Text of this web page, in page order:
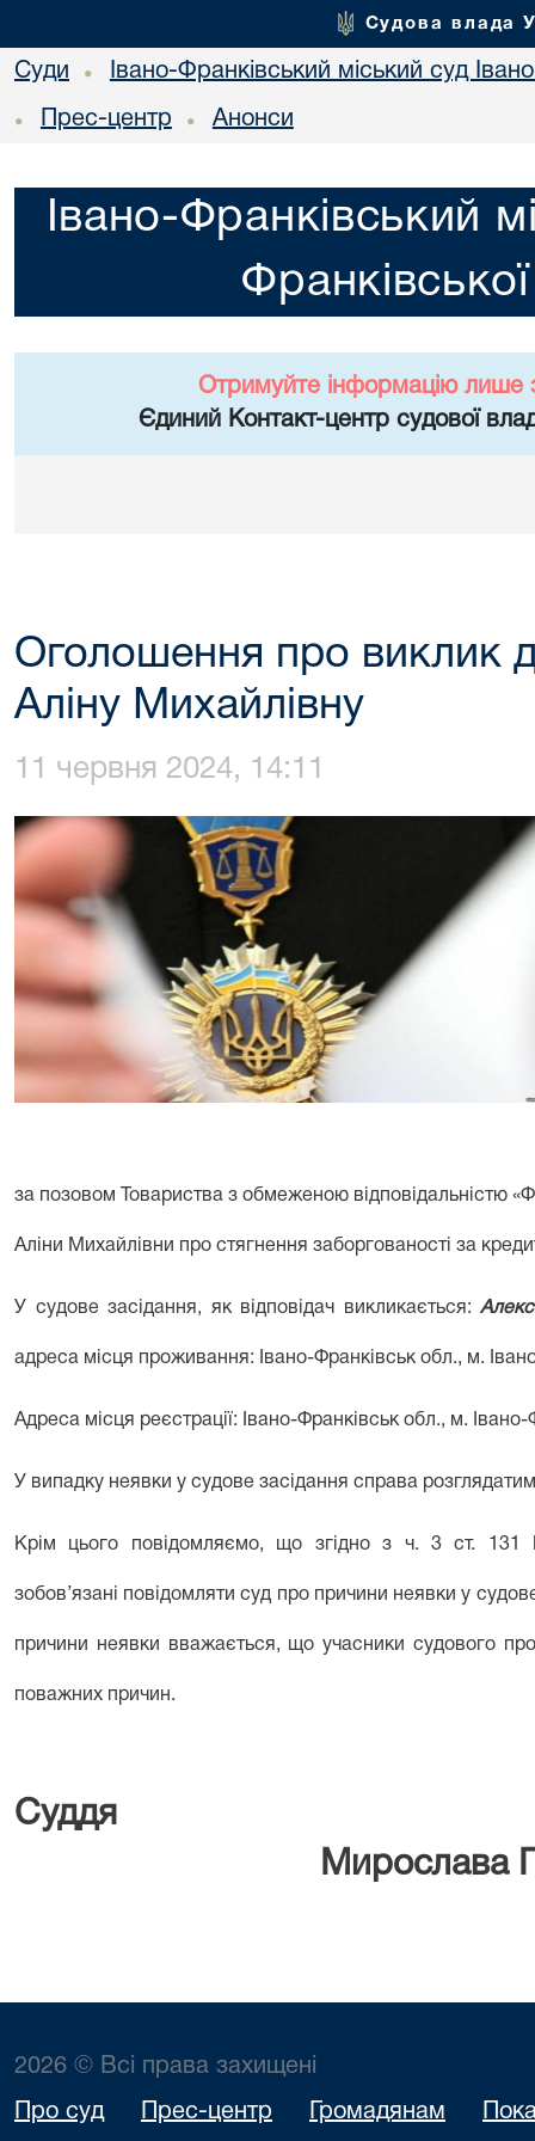
Судова влада
Суди • Івано-Франківський міський суд
• Прес-центр • Анонси
Івано-Франківський
Отримуйте інформацію лише
Єдиний Контакт-центр судової
Оголошення про виклик
Аліну Михайлівну
11 червня 2024, 14:11
за позовом Товариства з обмеженою відповідальністю
Аліни Михайлівни про стягнення заборгованості за
У судове засідання, як відповідач викликається:
адреса місця проживання: Івано-Франківськ обл., м.
Адреса місця реєстрації: Івано-Франківськ обл., м.
У випадку неявки у судове засідання справа
Крім цього повідомляємо, що згідно з ч. 3 ст. 131
зобов’язані повідомляти суд про причини неявки у
причини неявки вважається, що учасники судового
поважних причин.
Мирослава
2026 © Всі права захищені
Про суд Прес-центр Громадянам